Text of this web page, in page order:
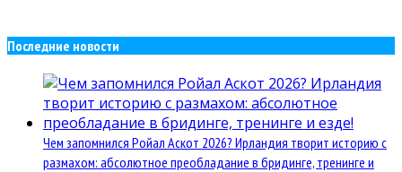
Последние новости
Чем запомнился Ройал Аскот 2026? Ирландия творит историю с
размахом: абсолютное преобладание в бридинге, тренинге и